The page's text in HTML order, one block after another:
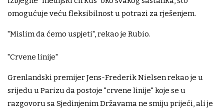
omogućuje veću fleksibilnost u potrazi za rješenjem.
"Mislim da ćemo uspjeti", rekao je Rubio.
"Crvene linije"
Grenlandski premijer Jens-Frederik Nielsen rekao je u
srijedu u Parizu da postoje "crvene linije" koje se u
razgovoru sa Sjedinjenim Državama ne smiju prijeći, ali je